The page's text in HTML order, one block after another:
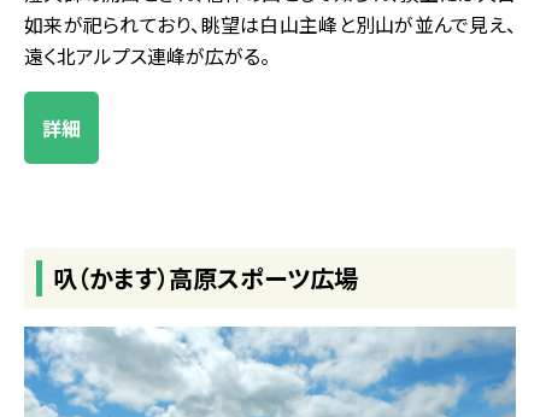
如来が祀られており、眺望は白山主峰と別山が並んで見え、
遠く北アルプス連峰が広がる。
詳細
叺（かます）高原スポーツ広場